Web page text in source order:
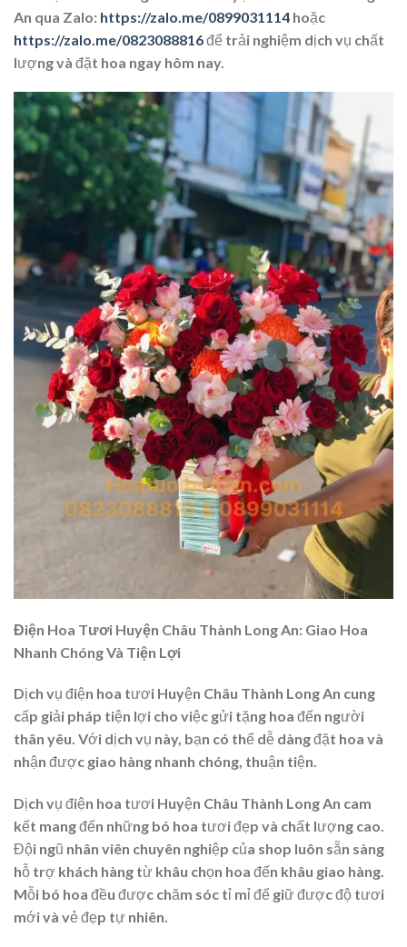
An qua Zalo: https://zalo.me/0899031114 hoặc
https://zalo.me/0823088816để trải nghiệm dịch vụ chất
lượng và đặt hoa ngay hôm nay.
Điện Hoa Tươi Huyện Châu Thành Long An: Giao Hoa
Nhanh Chóng Và Tiện Lợi
Dịch vụ điện hoa tươi Huyện Châu Thành Long An cung
cấp giải pháp tiện lợi cho việc gửi tặng hoa đến người
thân yêu. Với dịch vụ này, bạn có thể dễ dàng đặt hoa và
nhận được giao hàng nhanh chóng, thuận tiện.
Dịch vụ điện hoa tươi Huyện Châu Thành Long An cam
kết mang đến những bó hoa tươi đẹp và chất lượng cao.
Đội ngũ nhân viên chuyên nghiệp của shop luôn sẵn sàng
hỗ trợ khách hàng từ khâu chọn hoa đến khâu giao hàng.
Mỗi bó hoa đều được chăm sóc tỉ mỉ để giữ được độ tươi
mới và vẻ đẹp tự nhiên.